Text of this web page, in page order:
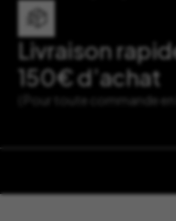
Livraison
150€ d’achat
( Pour toute commande